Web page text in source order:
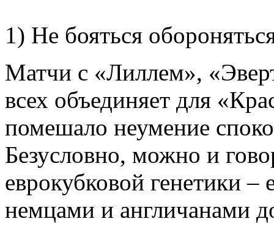
1) Не бояться
Матчи с «Лиллем»,
всех объединяет для
помешало неумение
Безусловно, можно и
еврокубковой генетики –
немцами и англичанами